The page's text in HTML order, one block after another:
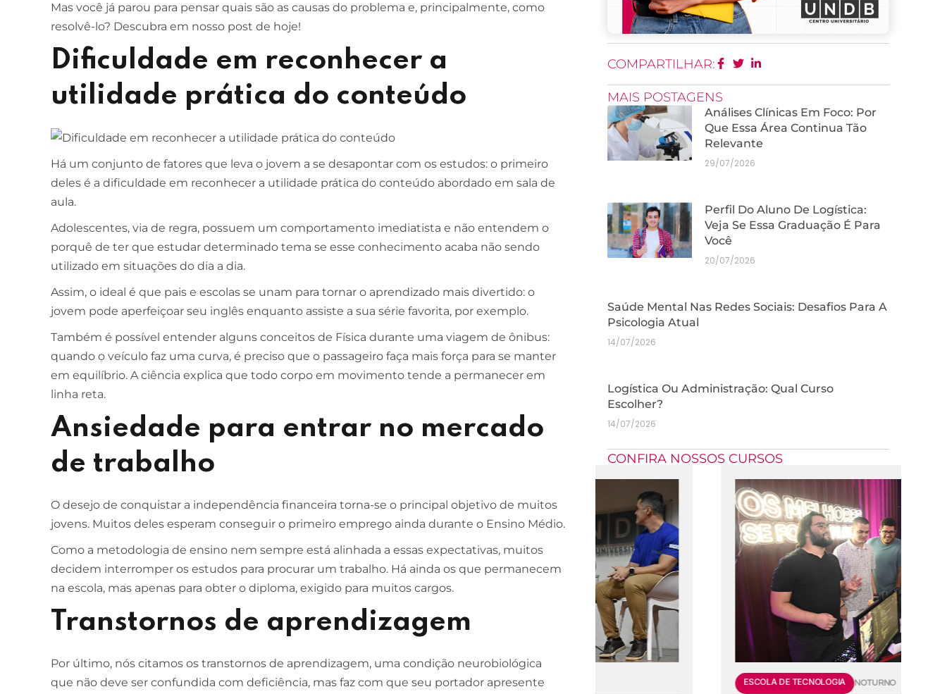
Mas você já parou para pensar quais são as causas do problema e, principalmente, como
resolvê-lo? Descubra em nosso post de hoje!
Dificuldade em reconhecer a
utilidade prática do conteúdo
Há um conjunto de fatores que leva o jovem a se desapontar com os estudos: o primeiro
deles é a dificuldade em reconhecer a utilidade prática do conteúdo abordado em sala de
aula.
Adolescentes, via de regra, possuem um comportamento imediatista e não entendem o
porquê de ter que estudar determinado tema se esse conhecimento acaba não sendo
utilizado em situações do dia a dia.
Assim, o ideal é que pais e escolas se unam para tornar o aprendizado mais divertido: o
jovem pode aperfeiçoar seu inglês enquanto assiste a sua série favorita, por exemplo.
Também é possível entender alguns conceitos de Física durante uma viagem de ônibus:
quando o veículo faz uma curva, é preciso que o passageiro faça mais força para se manter
em equilíbrio. A ciência explica que todo corpo em movimento tende a permanecer em
linha reta.
Ansiedade para entrar no mercado
de trabalho
O desejo de conquistar a independência financeira torna-se o principal objetivo de muitos
jovens. Muitos deles esperam conseguir o primeiro emprego ainda durante o Ensino Médio.
Como a metodologia de ensino nem sempre está alinhada a essas expectativas, muitos
decidem interromper os estudos para procurar um trabalho. Há ainda os que permanecem
na escola, mas apenas para obter o diploma, exigido para muitos cargos.
Transtornos de aprendizagem
Por último, nós citamos os transtornos de aprendizagem, uma condição neurobiológica
que não deve ser confundida com deficiência, mas faz com que seu portador apresente
COMPARTILHAR:
MAIS POSTAGENS
Análises Clínicas Em Foco: Por
Que Essa Área Continua Tão
Relevante
29/07/2026
Perfil Do Aluno De Logística:
Veja Se Essa Graduação É Para
Você
20/07/2026
Saúde Mental Nas Redes Sociais: Desafios Para A
Psicologia Atual
14/07/2026
Logística Ou Administração: Qual Curso
Escolher?
14/07/2026
CONFIRA NOSSOS CURSOS
ESCOLA DE NEGÓCIOS NOTURNO ESCOLA DE NEGÓCIOS NOTURNO NOTURNO